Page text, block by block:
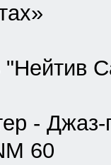
-
60